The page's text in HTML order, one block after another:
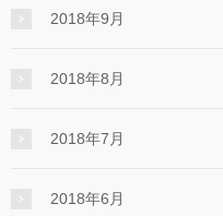
2018年9月
2018年8月
2018年7月
2018年6月